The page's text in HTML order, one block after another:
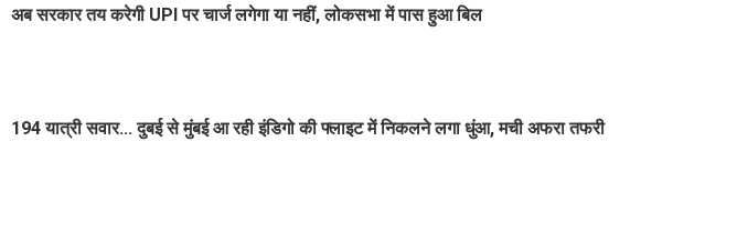
अब सरकार तय करेगी UPI पर चार्ज लगेगा या नहीं, लोकसभा में पास हुआ बिल
194 यात्री सवार... दुबई से मुंबई आ रही इंडिगो की फ्लाइट में निकलने लगा धुंआ, मची अफरा तफरी